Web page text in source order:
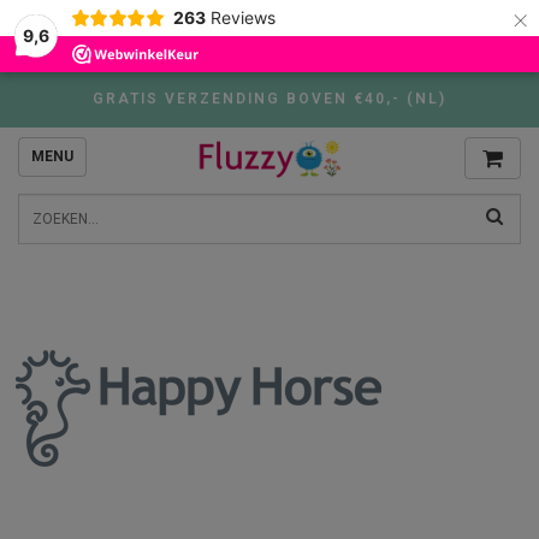
9,6
263 Reviews ×
GRATIS VERZENDING BOVEN €40,- (NL)
MENU